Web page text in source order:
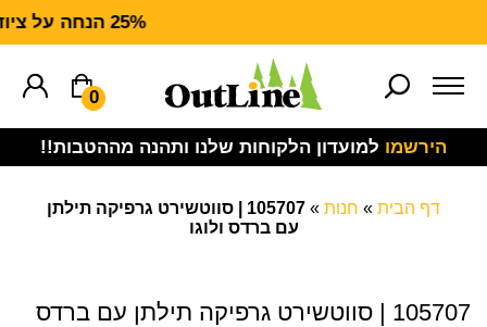
25% הנחה על ציוד מנדף CARHARTT FORCE
0
הירשמו למועדון הלקוחות שלנו ותהנה מההטבות!!
דף הבית » חנות »
105707 | סווטשירט גרפיקה תילתן
עם ברדס ולוגו
105707 | סווטשירט גרפיקה תילתן עם ברדס